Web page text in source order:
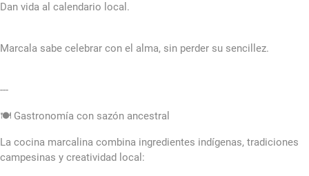
Dan vida al calendario local.
Marcala sabe celebrar con el alma, sin perder su sencillez.
---
🍽️ Gastronomía con sazón ancestral
La cocina marcalina combina ingredientes indígenas, tradiciones
campesinas y creatividad local: